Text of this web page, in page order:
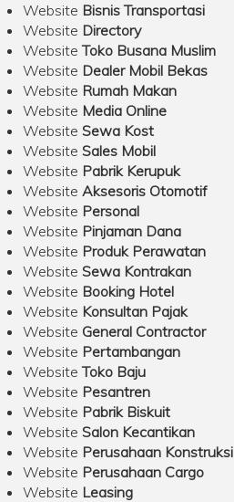
Website Bisnis Transportasi
Website Directory
WebsiteToko Busana Muslim
Website Dealer Mobil Bekas
Website Rumah Makan
Website Media Online
Website Sewa Kost
Website Sales Mobil
Website Pabrik Kerupuk
Website Aksesoris Otomotif
Website Personal
Website Pinjaman Dana
Website Produk Perawatan
Website Sewa Kontrakan
Website Booking Hotel
Website Konsultan Pajak
Website General Contractor
Website Pertambangan
WebsiteToko Baju
Website Pesantren
Website Pabrik Biskuit
Website Salon Kecantikan
Website Perusahaan Konstruksi
Website Perusahaan Cargo
Website Leasing